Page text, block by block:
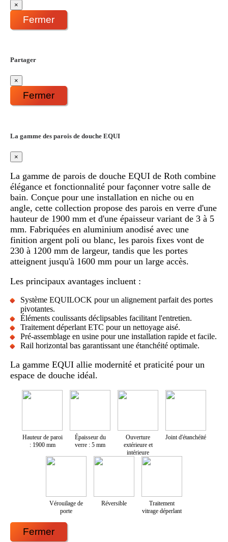
×
Fermer
Partager
×
Fermer
La gamme des parois de douche EQUI
×
La gamme de parois de douche EQUI de Roth combine
élégance et fonctionnalité pour façonner votre salle de
bain. Conçue pour une installation en niche ou en
angle, cette collection propose des parois en verre d'une
hauteur de 1900 mm et d'une épaisseur variant de 3 à 5
mm. Fabriquées en aluminium anodisé avec une
finition argent poli ou blanc, les parois fixes vont de
230 à 1200 mm de largeur, tandis que les portes
atteignent jusqu'à 1600 mm pour un large accès.
Les principaux avantages incluent :
Système EQUILOCK pour un alignement parfait des portes
pivotantes.
Éléments coulissants déclipsables facilitant l'entretien.
Traitement déperlant ETC pour un nettoyage aisé.
Pré-assemblage en usine pour une installation rapide et facile.
Rail horizontal bas garantissant une étanchéité optimale.
La gamme EQUI allie modernité et praticité pour un
espace de douche idéal.
Hauteur de paroi
: 1900 mm
Épaisseur du
verre : 5 mm
Ouverture
extérieure et
intérieure
Joint d'étanchéité
Vérouilage de
porte
Réversible
Traitement
vitrage déperlant
Fermer